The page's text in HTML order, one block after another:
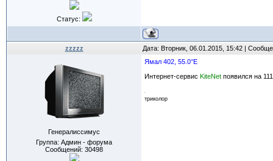
Статус:
zzzzz Дата: Вторник, 06.01.2015, 15:42 |
Генералиссимус
Группа: Админ - форума
Сообщений: 30498
Ямал 402, 55.0°E
Интернет-сервис KiteNet появился на
триколор